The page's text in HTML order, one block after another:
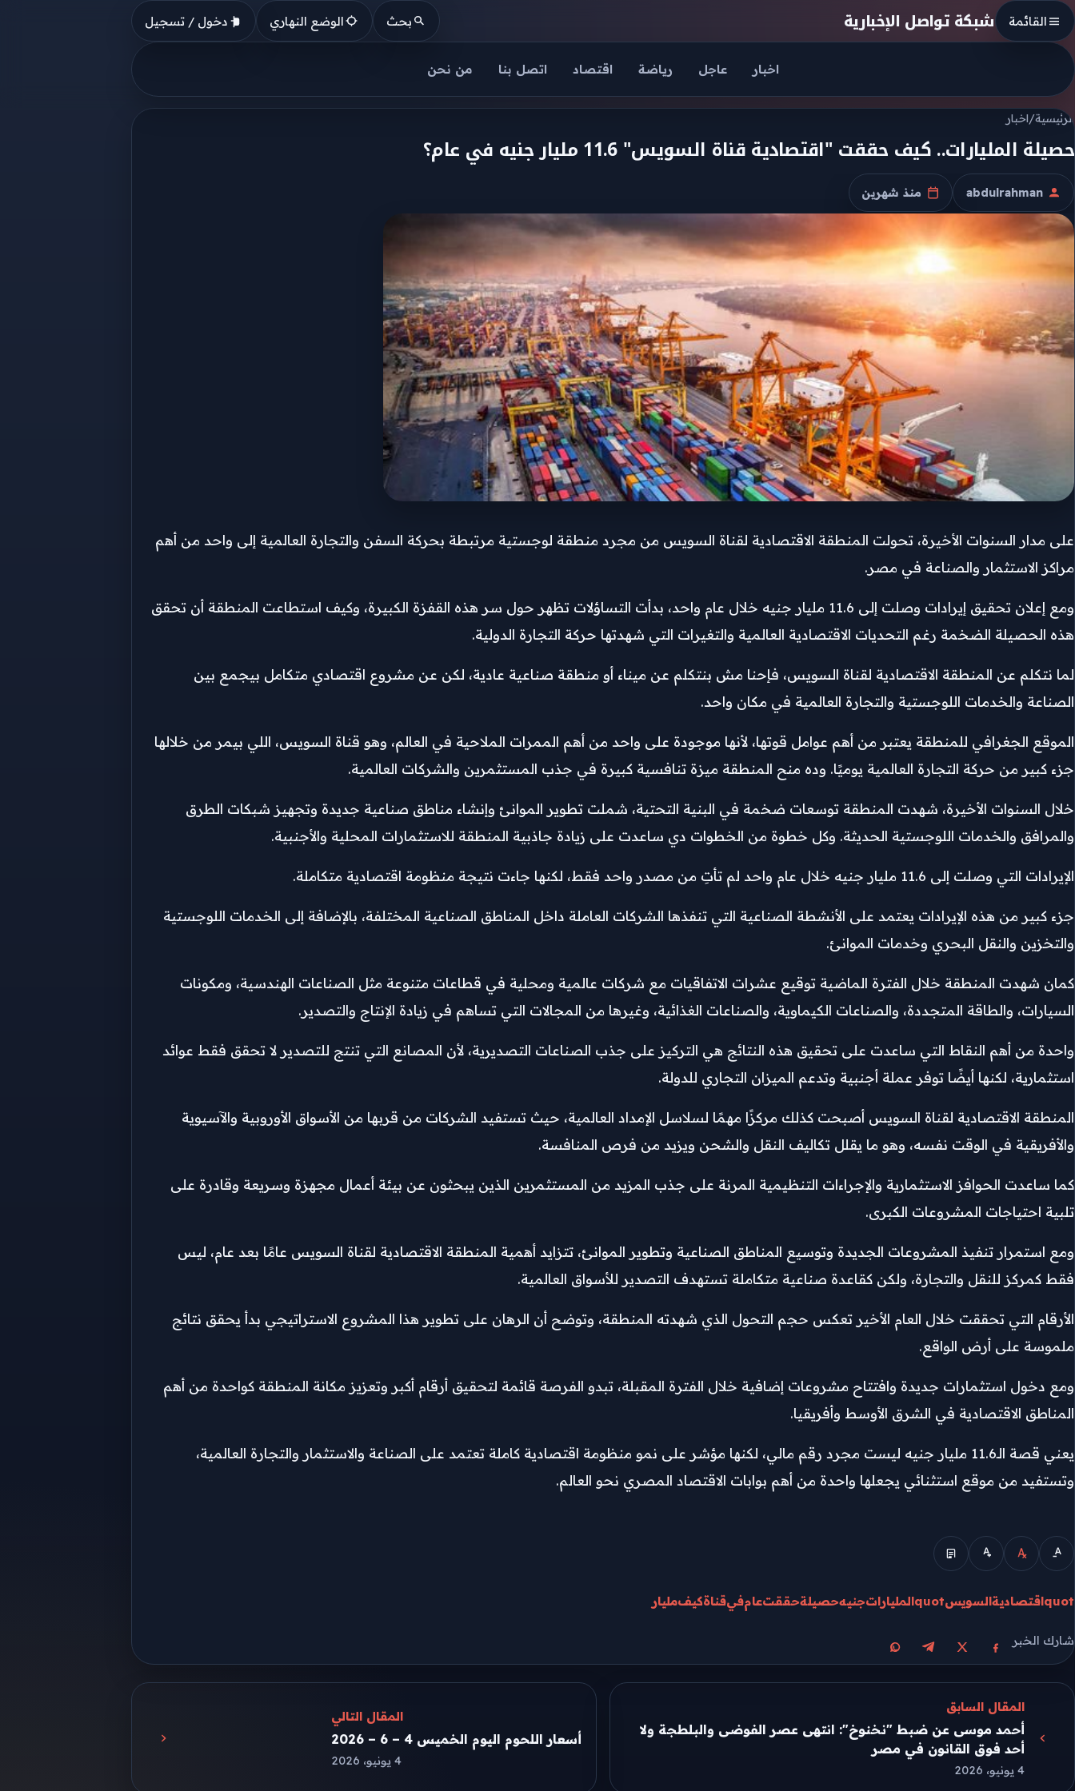
Skip to contentشبكة تواصل الإخبارية القائمة بحث الوضع النهاري دخول / تسجيل
اخبار عاجل رياضة اقتصاد اتصل بنا من نحن
الرئيسية/اخبار
حصيلة المليارات.. كيف حققت "اقتصادية قناة السويس" 11.6 مليار جنيه في عام؟
الكاتب
abdulrahman
تاريخ النشر
منذ شهرين
على مدار السنوات الأخيرة، تحولت المنطقة الاقتصادية لقناة السويس من مجرد منطقة لوجستية مرتبطة بحركة السفن والتجارة العالمية إلى واحد من أهم
مراكز الاستثمار والصناعة في مصر.
ومع إعلان تحقيق إيرادات وصلت إلى 11.6 مليار جنيه خلال عام واحد، بدأت التساؤلات تظهر حول سر هذه القفزة الكبيرة، وكيف استطاعت المنطقة أن تحقق
هذه الحصيلة الضخمة رغم التحديات الاقتصادية العالمية والتغيرات التي شهدتها حركة التجارة الدولية.
لما نتكلم عن المنطقة الاقتصادية لقناة السويس، فإحنا مش بنتكلم عن ميناء أو منطقة صناعية عادية، لكن عن مشروع اقتصادي متكامل بيجمع بين
الصناعة والخدمات اللوجستية والتجارة العالمية في مكان واحد.
الموقع الجغرافي للمنطقة يعتبر من أهم عوامل قوتها، لأنها موجودة على واحد من أهم الممرات الملاحية في العالم، وهو قناة السويس، اللي بيمر من خلالها
جزء كبير من حركة التجارة العالمية يوميًا. وده منح المنطقة ميزة تنافسية كبيرة في جذب المستثمرين والشركات العالمية.
خلال السنوات الأخيرة، شهدت المنطقة توسعات ضخمة في البنية التحتية، شملت تطوير الموانئ وإنشاء مناطق صناعية جديدة وتجهيز شبكات الطرق
والمرافق والخدمات اللوجستية الحديثة. وكل خطوة من الخطوات دي ساعدت على زيادة جاذبية المنطقة للاستثمارات المحلية والأجنبية.
الإيرادات التي وصلت إلى 11.6 مليار جنيه خلال عام واحد لم تأتِ من مصدر واحد فقط، لكنها جاءت نتيجة منظومة اقتصادية متكاملة.
جزء كبير من هذه الإيرادات يعتمد على الأنشطة الصناعية التي تنفذها الشركات العاملة داخل المناطق الصناعية المختلفة، بالإضافة إلى الخدمات اللوجستية
والتخزين والنقل البحري وخدمات الموانئ.
كمان شهدت المنطقة خلال الفترة الماضية توقيع عشرات الاتفاقيات مع شركات عالمية ومحلية في قطاعات متنوعة مثل الصناعات الهندسية، ومكونات
السيارات، والطاقة المتجددة، والصناعات الكيماوية، والصناعات الغذائية، وغيرها من المجالات التي تساهم في زيادة الإنتاج والتصدير.
واحدة من أهم النقاط التي ساعدت على تحقيق هذه النتائج هي التركيز على جذب الصناعات التصديرية، لأن المصانع التي تنتج للتصدير لا تحقق فقط عوائد
استثمارية، لكنها أيضًا توفر عملة أجنبية وتدعم الميزان التجاري للدولة.
المنطقة الاقتصادية لقناة السويس أصبحت كذلك مركزًا مهمًا لسلاسل الإمداد العالمية، حيث تستفيد الشركات من قربها من الأسواق الأوروبية والآسيوية
والأفريقية في الوقت نفسه، وهو ما يقلل تكاليف النقل والشحن ويزيد من فرص المنافسة.
كما ساعدت الحوافز الاستثمارية والإجراءات التنظيمية المرنة على جذب المزيد من المستثمرين الذين يبحثون عن بيئة أعمال مجهزة وسريعة وقادرة على
تلبية احتياجات المشروعات الكبرى.
ومع استمرار تنفيذ المشروعات الجديدة وتوسيع المناطق الصناعية وتطوير الموانئ، تتزايد أهمية المنطقة الاقتصادية لقناة السويس عامًا بعد عام، ليس
فقط كمركز للنقل والتجارة، ولكن كقاعدة صناعية متكاملة تستهدف التصدير للأسواق العالمية.
الأرقام التي تحققت خلال العام الأخير تعكس حجم التحول الذي شهدته المنطقة، وتوضح أن الرهان على تطوير هذا المشروع الاستراتيجي بدأ يحقق نتائج
ملموسة على أرض الواقع.
ومع دخول استثمارات جديدة وافتتاح مشروعات إضافية خلال الفترة المقبلة، تبدو الفرصة قائمة لتحقيق أرقام أكبر وتعزيز مكانة المنطقة كواحدة من أهم
المناطق الاقتصادية في الشرق الأوسط وأفريقيا.
يعني قصة الـ11.6 مليار جنيه ليست مجرد رقم مالي، لكنها مؤشر على نمو منظومة اقتصادية كاملة تعتمد على الصناعة والاستثمار والتجارة العالمية،
وتستفيد من موقع استثنائي يجعلها واحدة من أهم بوابات الاقتصاد المصري نحو العالم.
الوضع المبسط
quotاقتصادية السويسquot الملياراتجنيهحصيلةحققتعامفيقناةكيفمليار
شارك الخبر
مشاركة على فيسبوك
مشاركة على Xمشاركة على تيليجرام
مشاركة على واتساب
المقال السابق
أحمد موسى عن ضبط "نخنوخ": انتهى عصر الفوضى والبلطجة ولا
أحد فوق القانون في مصر
4 يونيو، 2026
المقال التالي
أسعار اللحوم اليوم الخميس 4 – 6 – 2026
4 يونيو، 2026